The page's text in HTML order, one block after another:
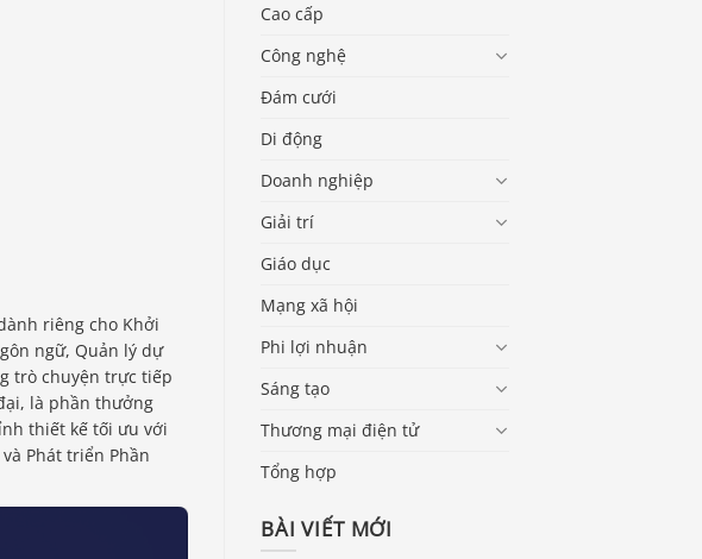
riêng cho Khởi
ngữ, Quản lý dự
trò chuyện trực tiếp
là phần thưởng
thiết kế tối ưu với
Phát triển Phần
Cao cấp
Công nghệ
Đám cưới
Di động
Doanh nghiệp
Giải trí
Giáo dục
Mạng xã hội
Phi lợi nhuận
Sáng tạo
Thương mại điện tử
Tổng hợp
BÀI VIẾT MỚI